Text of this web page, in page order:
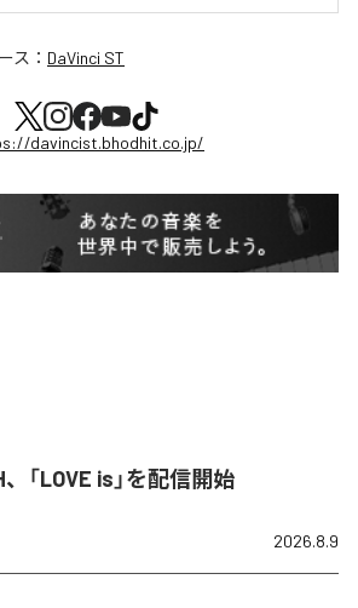
ス： DaVinci ST
davincist.bhodhit.co.jp/
「LOVE is」を配信開始
2026.8.9